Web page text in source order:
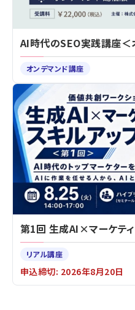
AI時代のSEO実践講座＜
オンデマンド講座
第1回 生成AI×マーケテ
リアル講座
申込締切: 2026年8月20日